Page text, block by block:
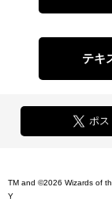
テキ
ポス
TM and ©2026 Wizards of
Y